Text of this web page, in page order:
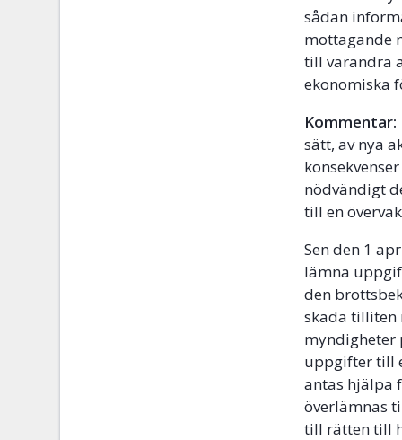
sådan
mottagande
till varandra
ekonomiska
Kommentar:
sätt, av nya
nödvändigt
till en
Sen den 1
lämna
den
skada tilliten
myndigheter
uppgifter till
antas hjälpa
överlämnas
till rätten till